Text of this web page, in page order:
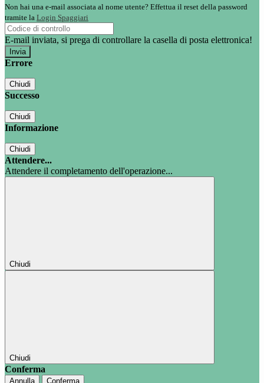
Non hai una e-mail associata al nome utente? Effettua il reset della password
tramite la Login Spaggiari
E-mail inviata, si prega di controllare la casella di posta elettronica!
Errore
Chiudi
Successo
Chiudi
Informazione
Chiudi
Attendere...
Attendere il completamento dell'operazione...
Chiudi
Chiudi
Conferma
Annulla Conferma